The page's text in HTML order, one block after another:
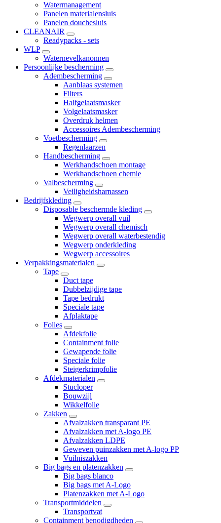
Watermanagement
Panelen materialensluis
Panelen douchesluis
CLEANAIR
Readypacks - sets
WLP
Waternevelkanonnen
Persoonlijke bescherming
Adembescherming
Aanblaas systemen
Filters
Halfgelaatsmasker
Volgelaatsmasker
Overdruk helmen
Accessoires Adembescherming
Voetbescherming
Regenlaarzen
Handbescherming
Werkhandschoen montage
Werkhandschoen chemie
Valbescherming
Veiligheidsharnassen
Bedrijfskleding
Disposable beschermde kleding
Wegwerp overall vuil
Wegwerp overall chemisch
Wegwerp overall waterbestendig
Wegwerp onderkleding
Wegwerp accessoires
Verpakkingsmaterialen
Tape
Duct tape
Dubbelzijdige tape
Tape bedrukt
Speciale tape
Afplaktape
Folies
Afdekfolie
Containment folie
Gewapende folie
Speciale folie
Steigerkrimpfolie
Afdekmaterialen
Stucloper
Bouwzijl
Wikkelfolie
Zakken
Afvalzakken transparant PE
Afvalzakken met A-logo PE
Afvalzakken LDPE
Geweven puinzakken met A-logo PP
Vuilniszakken
Big bags en platenzakken
Big bags blanco
Big bags met A-Logo
Platenzakken met A-Logo
Transportmiddelen
Transportvat
Containment benodigdheden